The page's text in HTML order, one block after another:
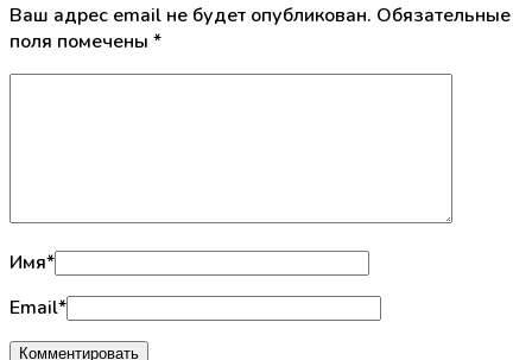
Ваш адрес email не будет опубликован. Обязательные
поля помечены *
Имя*
Email*